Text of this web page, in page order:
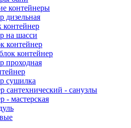
контейнеры
дизельная
на шасси
контейнер
контейнер
проходная
сушилка
сантехнический - санузлы
- мастерская